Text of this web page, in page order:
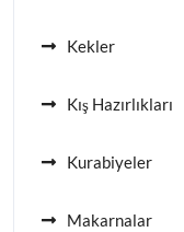
Kekler
Kış Hazırlıkları
Kurabiyeler
Makarnalar